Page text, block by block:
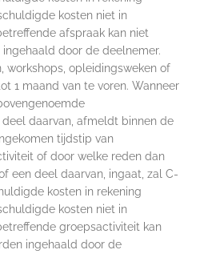
kosten niet in
afspraak kan niet
door de deelnemer.
workshops, opleidingsweken of
1 maand van te voren. Wanneer
daarvan, afmeldt binnen de
tijdstip van
of door welke reden dan
een deel daarvan, ingaat, zal C-
kosten in rekening
kosten niet in
groepsactiviteit kan
ingehaald door de